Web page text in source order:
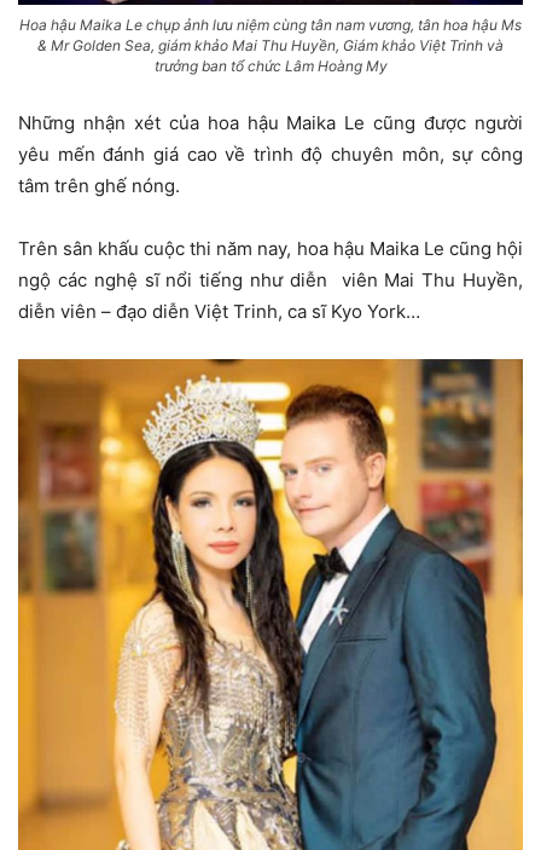
Hoa hậu Maika Le chụp ảnh lưu niệm cùng tân nam vương, tân hoa hậu Ms
& Mr Golden Sea, giám khảo Mai Thu Huyền, Giám khảo Việt Trinh và
trưởng ban tổ chức Lâm Hoàng My
Những nhận xét của hoa hậu Maika Le cũng được người
yêu mến đánh giá cao về trình độ chuyên môn, sự công
tâm trên ghế nóng.
Trên sân khấu cuộc thi năm nay, hoa hậu Maika Le cũng hội
ngộ các nghệ sĩ nổi tiếng như diễn viên Mai Thu Huyền,
diễn viên – đạo diễn Việt Trinh, ca sĩ Kyo York…